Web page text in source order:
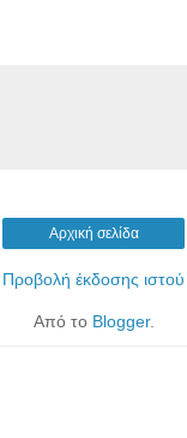
Αρχική σελίδα
Προβολή έκδοσης ιστού
Από το Blogger.